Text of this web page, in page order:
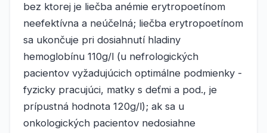
bez ktorej je liečba anémie erytropoetínom
neefektívna a neúčelná; liečba erytropoetínom
sa ukončuje pri dosiahnutí hladiny
hemoglobínu 110g/l (u nefrologických
pacientov vyžadujúcich optimálne podmienky -
fyzicky pracujúci, matky s deťmi a pod., je
prípustná hodnota 120g/l); ak sa u
onkologických pacientov nedosiahne